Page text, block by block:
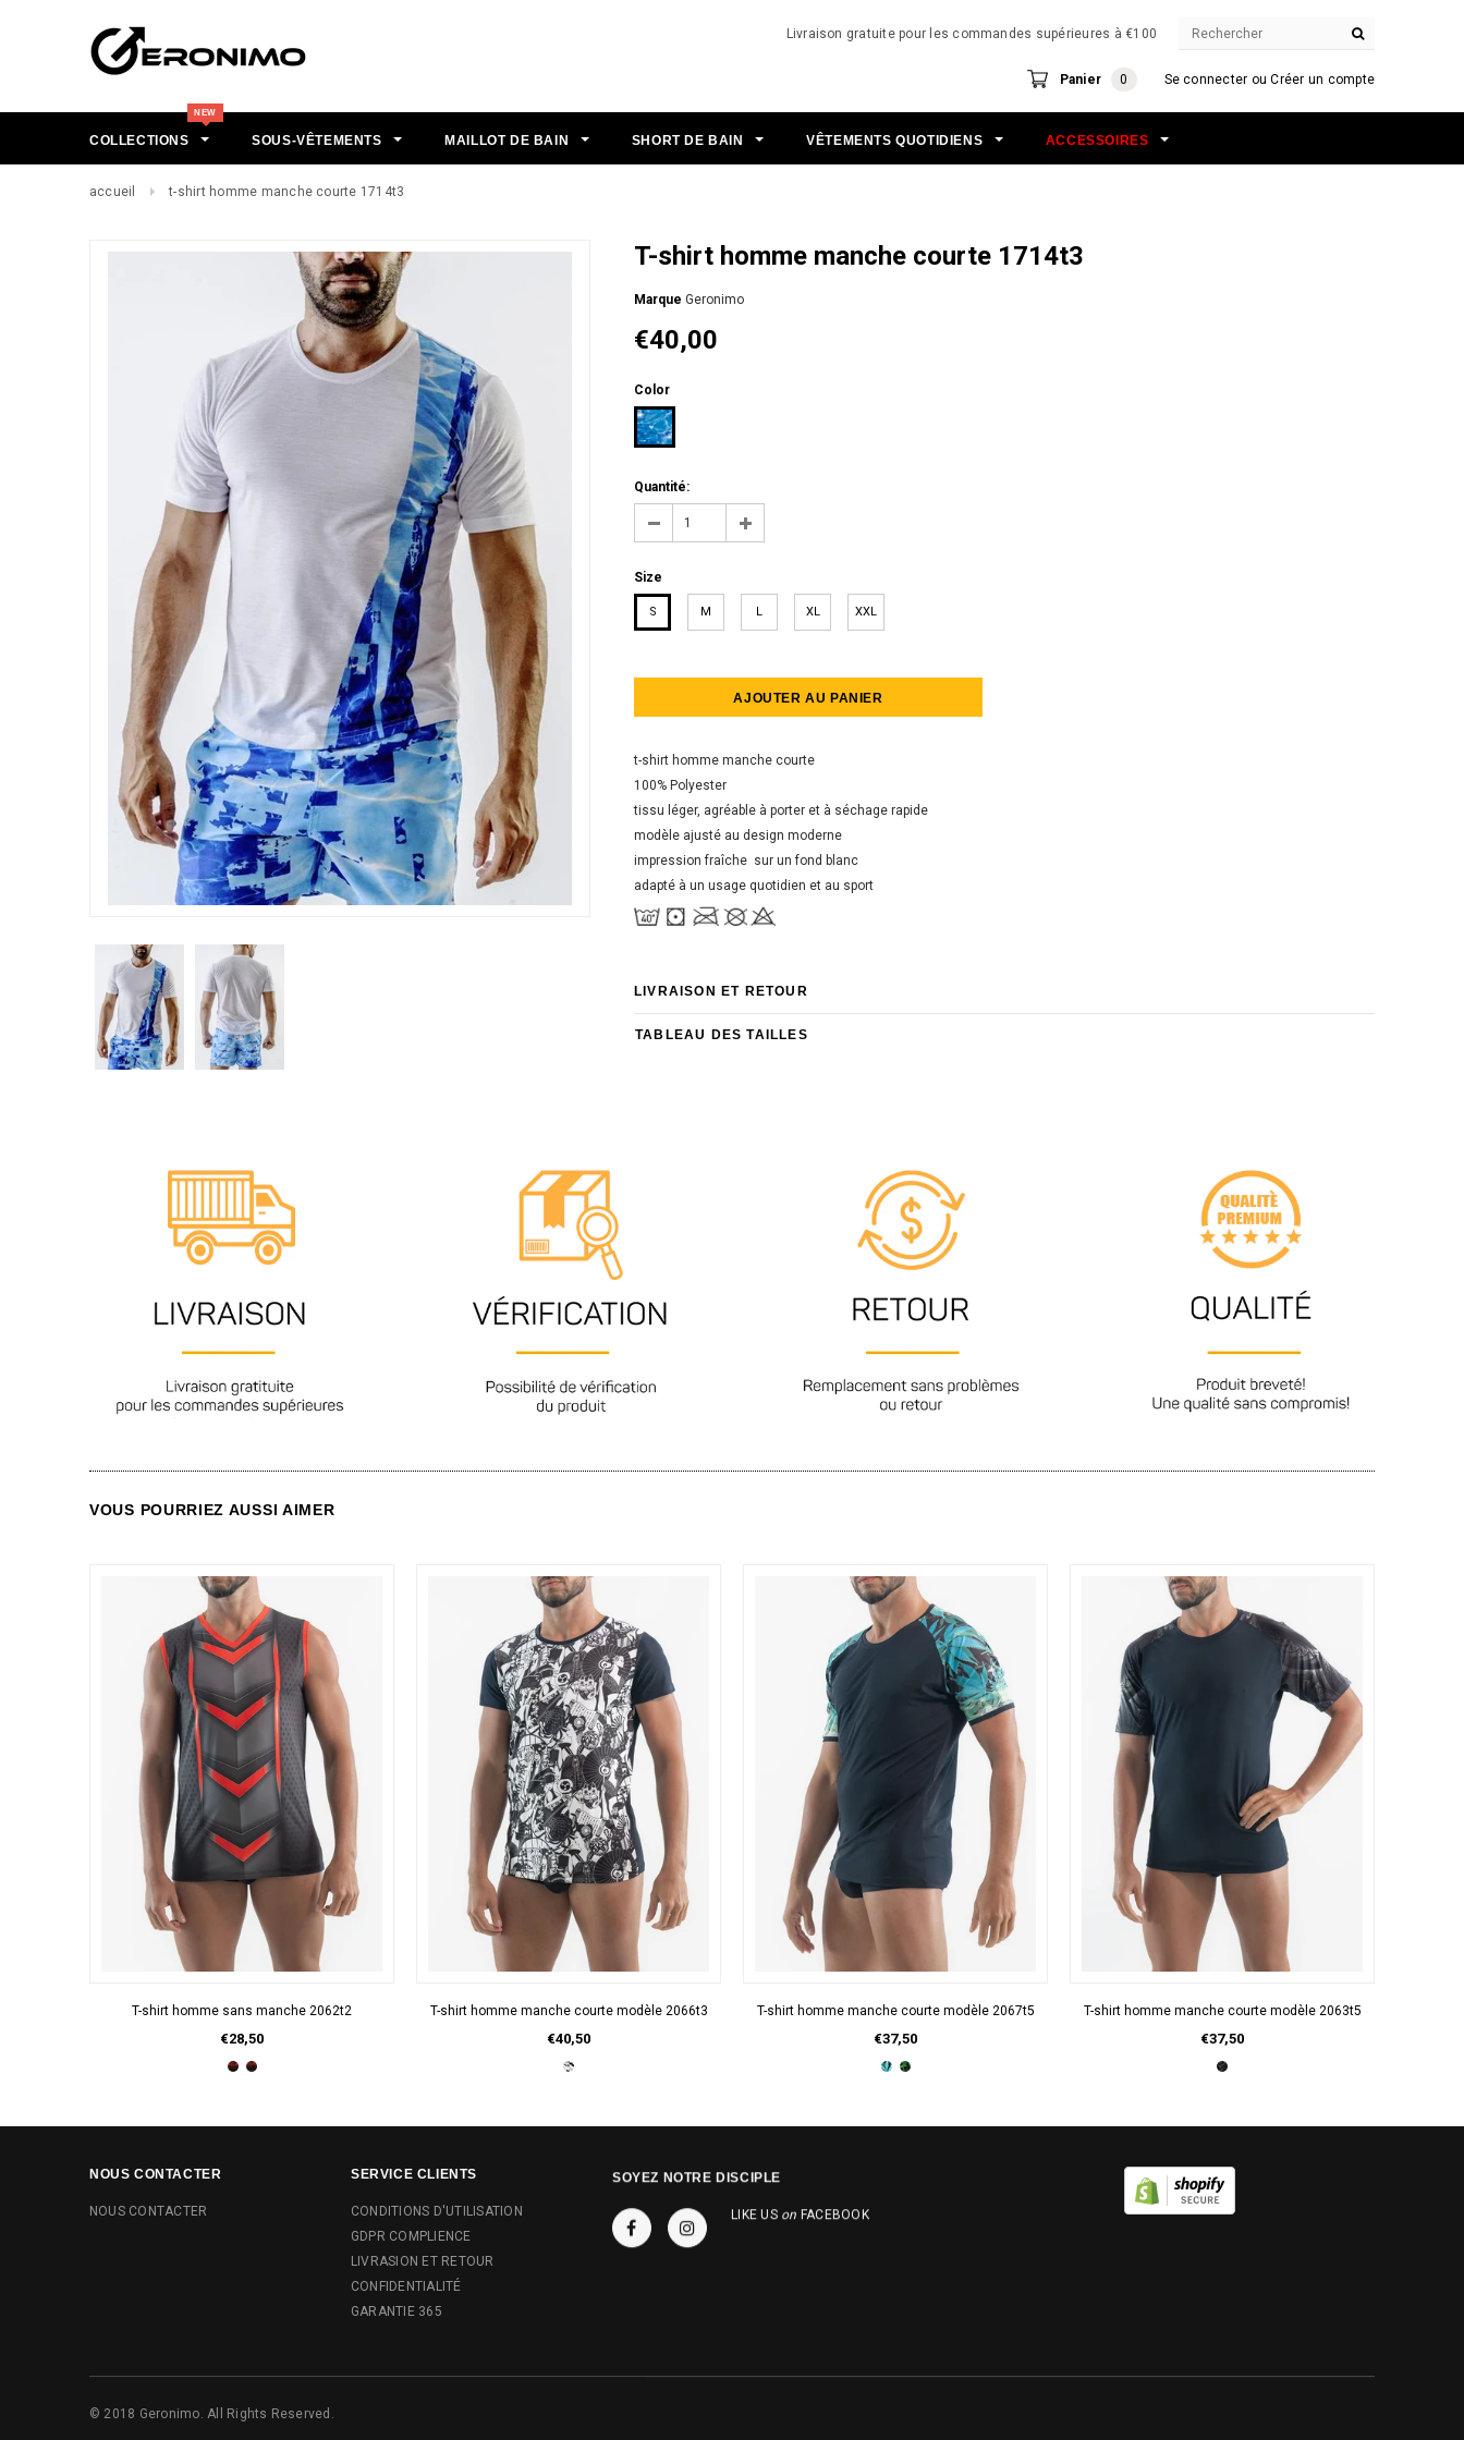
Livraison gratuite pour les commandes supérieures à €100
Se connecter ou Créer un compte
Panier 0
COLLECTIONS SOUS-VÊTEMENTS MAILLOT DE BAIN SHORT DE BAIN VÊTEMENTS QUOTIDIENS ACCESSOIRES
accueil t-shirt homme manche courte 1714t3
T-shirt homme manche courte 1714t3
Мarque Geronimo
€40,00
Color
Quantité:
Size
S M L XL XXL
t-shirt homme manche courte
100% Polyester
tissu léger, agréable à porter et à séchage rapide
modèle ajusté au design moderne
impression fraîche sur un fond blanc
adapté à un usage quotidien et au sport
LIVRAISON ET RETOUR
TABLEAU DES TAILLES
VOUS POURRIEZ AUSSI AIMER
APERÇU RAPIDE
T-shirt homme sans manche 2062t2
€28,50
APERÇU RAPIDE
T-shirt homme manche courte modèle 2066t3
€40,50
APERÇU RAPIDE
T-shirt homme manche courte modèle 2067t5
€37,50
APERÇU RAPIDE
T-shirt homme manche courte modèle 2063t5
€37,50
NOUS CONTACTER
NOUS CONTACTER
SERVICE CLIENTS
CONDITIONS D'UTILISATION
GDPR COMPLIENCE
LIVRASION ET RETOUR
CONFIDENTIALITÉ
GARANTIE 365
SOYEZ NOTRE DISCIPLE
LIKE US on FACEBOOK
© 2018 Geronimo. All Rights Reserved.